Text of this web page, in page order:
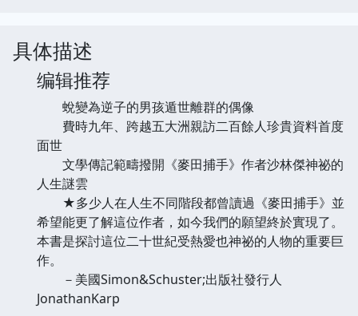
具体描述
编辑推荐
蛻變為逆子的男孩遁世離群的偶像
費時九年、跨越五大洲親訪二百餘人珍貴資料首度
面世
文學傳記範疇撥開《麥田捕手》作者沙林傑神祕的
人生謎雲
★多少人在人生不同階段都曾讀過《麥田捕手》並
希望能更了解這位作者，如今我們的願望終於實現了。
本書是探討這位二十世紀受熱愛也神祕的人物的重要巨
作。
－美國Simon&Schuster;出版社發行人
JonathanKarp